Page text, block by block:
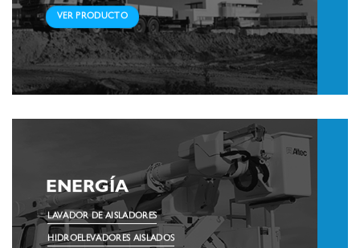
VER PRODUCTO
ENERGÍA
LAVADOR DE AISLADORES
HIDROELEVADORES AISLADOS